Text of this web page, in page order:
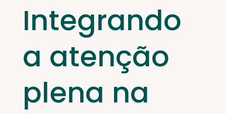
Integrando
a atenção
plena na